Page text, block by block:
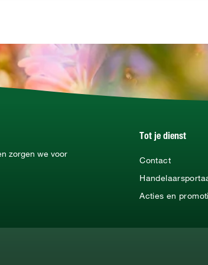
zorgen we voor
Tot je dienst
Contact
Acties en